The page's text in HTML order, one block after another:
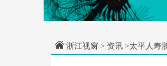
浙江视窗 > 资讯 >太平人寿